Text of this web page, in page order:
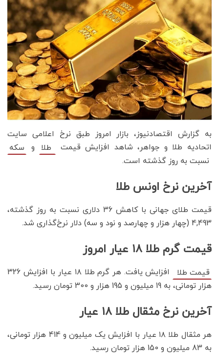
به گزارش اقتصادنیوز، بازار امروز طبق نرخ اعلامی سایت
اتحادیه طلا و جواهر، شاهد افزایش قیمت‌‌‌
طلا و
سکه‌
نسبت به روز گذشته است.
آخرین نرخ اونس طلا
قیمت طلای جهانی با کاهش 36 دلاری نسبت به روز گذشته،
4,493 (چهار هزار و چهارصد و نود و سه) دلار نرخ‌گذاری شد.
قیمت گرم طلا ۱۸ عیار امروز
قیمت طلا
افزایش یافت. هر گرم طلا ۱۸ عیار با افزایش 326
هزار تومانی، به 19 میلیون و 195 هزار و 300 تومان رسید.
آخرین نرخ مثقال طلا ۱۸ عیار
هر مثقال طلا ۱۸ عیار با افزایش یک میلیون و 414 هزار تومانی،
به 83 میلیون و 150 هزار تومان رسید‌.